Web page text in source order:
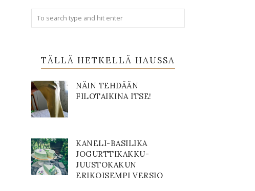
TÄLLÄ HETKELLÄ HAUSSA
NÄIN TEHDÄÄN
FILOTAIKINA ITSE!
KANELI-BASILIKA
JOGURTTIKAKKU-
JUUSTOKAKUN
ERIKOISEMPI VERSIO